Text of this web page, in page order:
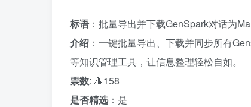
标语 ：批量导出并下载GenSpark对话为
介绍 ：一键批量导出、下载并同步所有
等知识管理工具，让信息整理轻松自如。
票数: 🔺158
是否精选：是